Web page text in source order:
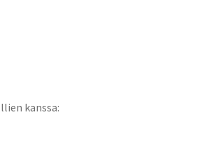
kanssa: